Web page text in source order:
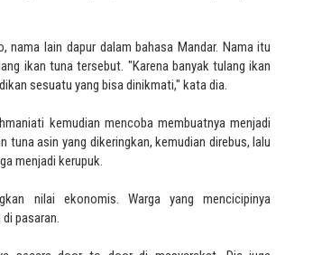
lain dapur dalam bahasa Mandar. Nama itu
ikan tuna tersebut. "Karena banyak tulang ikan
sesuatu yang bisa dinikmati," kata dia.
kemudian mencoba membuatnya menjadi
asin yang dikeringkan, kemudian direbus, lalu
menjadi kerupuk.
nilai ekonomis. Warga yang mencicipinya
pasaran.